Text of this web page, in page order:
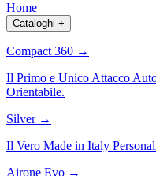
Home
Cataloghi +
Compact 360 →
Il Primo e Unico Attacco
Orientabile.
Silver →
Il Vero Made in Italy
Airone Evo →